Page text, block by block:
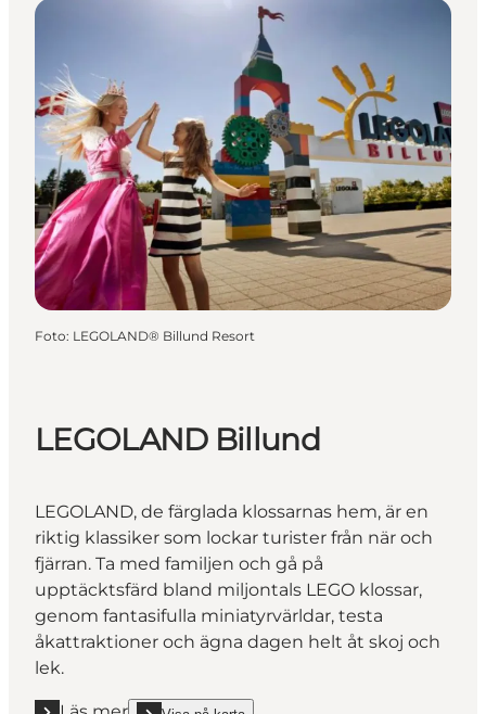
Foto: LEGOLAND® Billund Resort
LEGOLAND Billund
LEGOLAND, de färglada klossarnas hem, är en
riktig klassiker som lockar turister från när och
fjärran. Ta med familjen och gå på
upptäcktsfärd bland miljontals LEGO klossar,
genom fantasifulla miniatyrvärldar, testa
åkattraktioner och ägna dagen helt åt skoj och
lek.